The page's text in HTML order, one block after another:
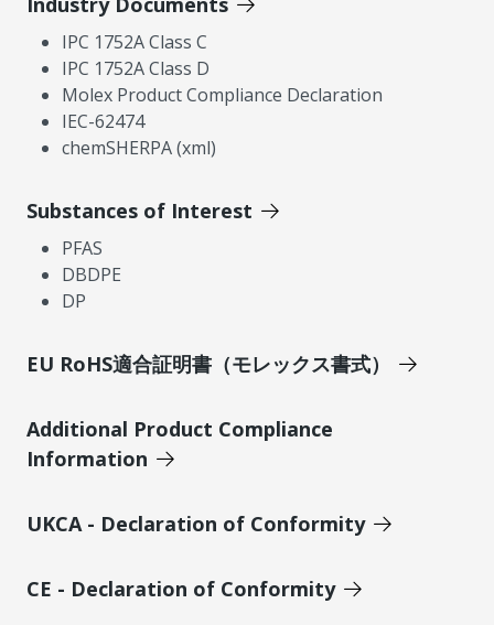
IPC 1752A Class C
IPC 1752A Class D
Molex Product Compliance Declaration
IEC-62474
chemSHERPA (xml)
Substances of Interest
PFAS
DBDPE
DP
EU RoHS適合証明書（モレックス書式）
Additional Product Compliance
Information
UKCA - Declaration of Conformity
CE - Declaration of Conformity